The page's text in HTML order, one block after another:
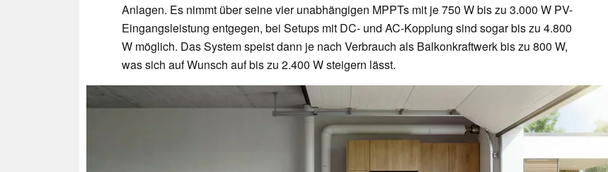
Anlagen. Es nimmt über seine vier unabhängigen MPPTs mit je 750 W bis zu 3.000 W PV-
Eingangsleistung entgegen, bei Setups mit DC- und AC-Kopplung sind sogar bis zu 4.800
W möglich. Das System speist dann je nach Verbrauch als Balkonkraftwerk bis zu 800 W,
was sich auf Wunsch auf bis zu 2.400 W steigern lässt.